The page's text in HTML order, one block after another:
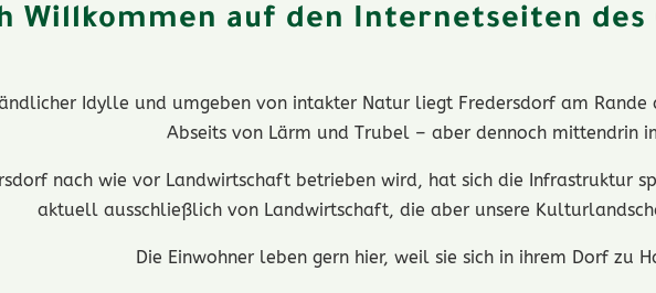
Willkommen auf den Internetseiten
Idylle und umgeben von intakter Natur liegt Fredersdorf am Rande
Abseits von Lärm und Trubel – aber dennoch mittendrin
nach wie vor Landwirtschaft betrieben wird, hat sich die Infrastruktur
aktuell ausschließlich von Landwirtschaft, die aber unsere
Die Einwohner leben gern hier, weil sie sich in ihrem Dorf zu